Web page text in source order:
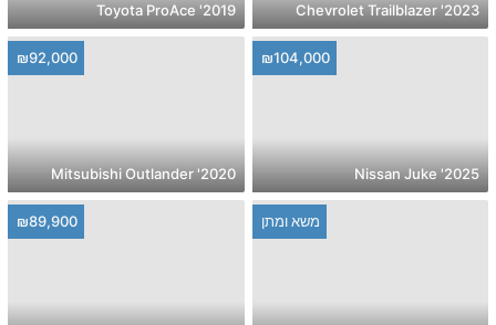
2023' Chevrolet Trailblazer
2019' Toyota ProAce
₪104,000
2025' Nissan Juke
₪92,000
2020' Mitsubishi Outlander
משא ומתן ₪89,900